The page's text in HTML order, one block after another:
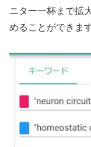
ニター一杯まで拡
めることができます